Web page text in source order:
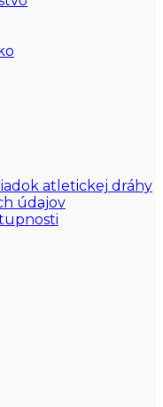
atletickej dráhy
údajov